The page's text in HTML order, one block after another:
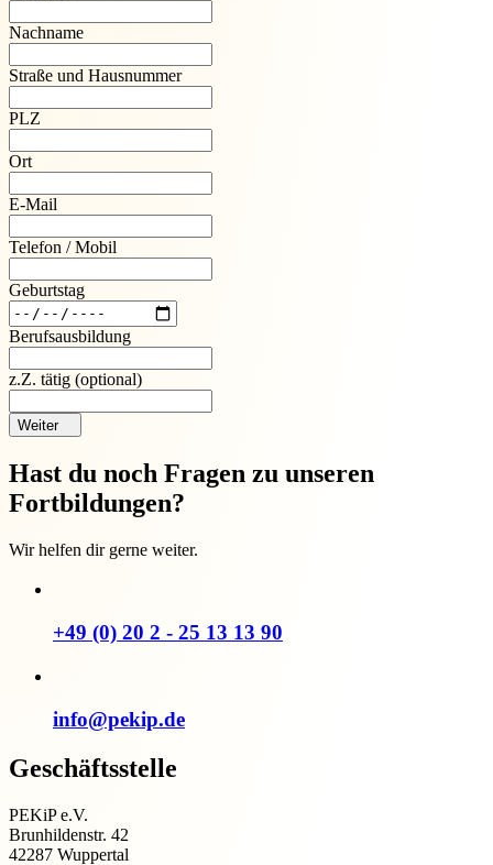
Nachname
Straße und Hausnummer
PLZ
Ort
E-Mail
Telefon / Mobil
Geburtstag
Berufsausbildung
z.Z. tätig (optional)
Weiter
Hast du noch Fragen zu unseren
Fortbildungen?
Wir helfen dir gerne weiter.
+49 (0) 20 2 - 25 13 13 90
info@pekip.de
Geschäftsstelle
PEKiP e.V.
Brunhildenstr. 42
42287 Wuppertal